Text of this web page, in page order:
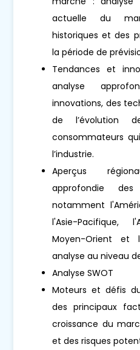
actuelle du
historiques et des
la période de
Tendances et
analyse
innovations, des
de l’évolution
consommateurs
l’industrie.
Aperçus
approfondie des
notamment
l'Asie-Pacifique,
Moyen-Orient et
analyse au niveau
Analyse SWOT
Moteurs et défis
des principaux
croissance du
et des risques